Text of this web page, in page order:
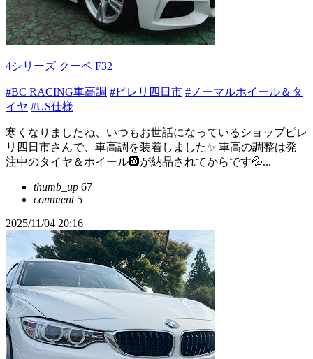
4シリーズ クーペ F32
#BC RACING車高調 #ピレリ四日市 #ノーマルホイール＆タ
イヤ #US仕様
寒くなりましたね、いつもお世話になっているショップピレ
リ四日市さんで、車高調を装着しました✨ 車高の調整は発
注中のタイヤ＆ホイール🛞が納品されてからです💦...
thumb_up 67
comment5
2025/11/04 20:16